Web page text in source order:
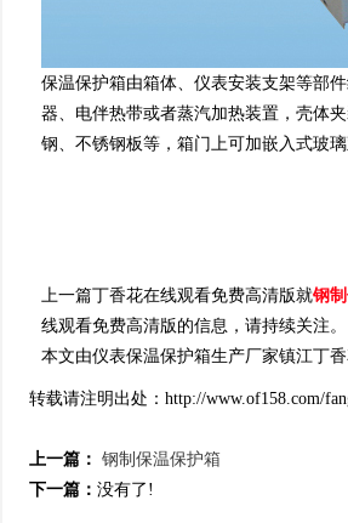
保温保护箱由箱体、仪表安装支架等部
器、电伴热带或者蒸汽加热装置，壳
钢、不锈钢板等，箱门上可加嵌入式玻璃
上一篇丁香花在线观看免费高清版就钢
线观看免费高清版的信息，请持续关注。
本文由仪表保温保护箱生产厂家镇江丁香
转载请注明出处：http://
上一篇： 钢制保温保护箱
下一篇： 没有了!